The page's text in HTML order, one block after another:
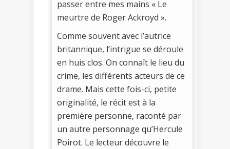
passer entre mes mains « Le
meurtre de Roger Ackroyd ».
Comme souvent avec l’autrice
britannique, l’intrigue se déroule
en huis clos. On connaît le lieu du
crime, les différents acteurs de ce
drame. Mais cette fois-ci, petite
originalité, le récit est à la
première personne, raconté par
un autre personnage qu’Hercule
Poirot. Le lecteur découvre le